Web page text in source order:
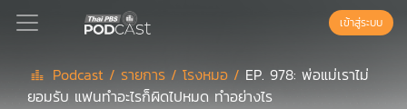
Podcast
เข้าสู่ระบบ
Podcast / รายการ /โรงหมอ / EP. 978: พ่อแม่เราไม่
ยอมรับ แฟนทำอะไรก็ผิดไปหมด ทำอย่างไร